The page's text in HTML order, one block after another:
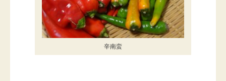
辛南蛮